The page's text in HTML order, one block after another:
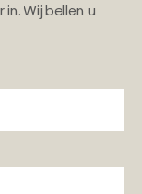
Wij bellen u